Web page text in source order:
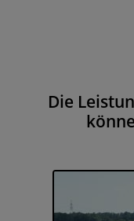
Die